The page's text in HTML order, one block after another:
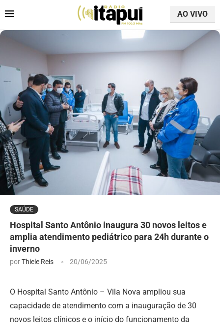
AO VIVO
SAÚDE
Hospital Santo Antônio inaugura 30 novos leitos e
amplia atendimento pediátrico para 24h durante o
inverno
porThiele Reis 20/06/2025
O Hospital Santo Antônio – Vila Nova ampliou sua
capacidade de atendimento com a inauguração de 30
novos leitos clínicos e o início do funcionamento da